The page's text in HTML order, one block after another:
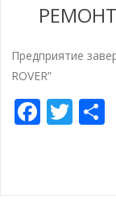
РЕМОНТ
Предприятие
ROVER”